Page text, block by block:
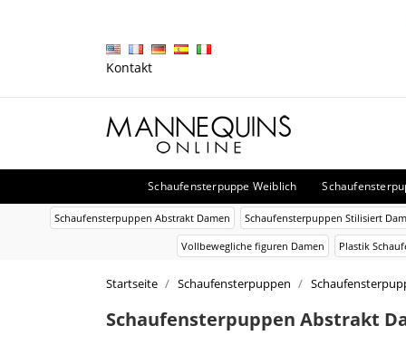
Kontakt
Schaufensterpuppe Weiblich
Schaufensterpuppen Abstrakt Damen Schaufensterpuppen Stilisiert
Vollbewegliche figuren Damen Plastik
Startseite Schaufensterpuppen
Schaufensterpuppen Abstrakt